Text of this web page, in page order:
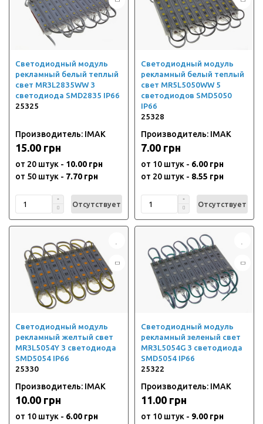
Светодиодный модуль
рекламный белый теплый
свет MR3L2835WW 3
светодиода SMD2835 IP66
25325
Производитель: IMAK
15.00 грн
от 20 штук - 10.00 грн
от 50 штук - 7.70 грн
Отсутствует
Светодиодный модуль
рекламный белый теплый
свет MR5L5050WW 5
светодиодов SMD5050
IP66
25328
Производитель: IMAK
7.00 грн
от 10 штук - 6.00 грн
от 20 штук - 8.55 грн
Отсутствует
Светодиодный модуль
рекламный желтый свет
MR3L5054Y 3 светодиода
SMD5054 IP66
25330
Производитель: IMAK
10.00 грн
от 10 штук - 6.00 грн
Светодиодный модуль
рекламный зеленый свет
MR3L5054G 3 светодиода
SMD5054 IP66
25322
Производитель: IMAK
11.00 грн
от 10 штук - 9.00 грн